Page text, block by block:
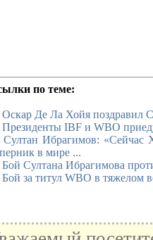
по теме:
Оскар Де Ла Хойя поздравил
Президенты IBF и WBO
Султан Ибрагимов:
в мире ...
Бой Султана Ибрагимова
Бой за титул WBO в тяжелом